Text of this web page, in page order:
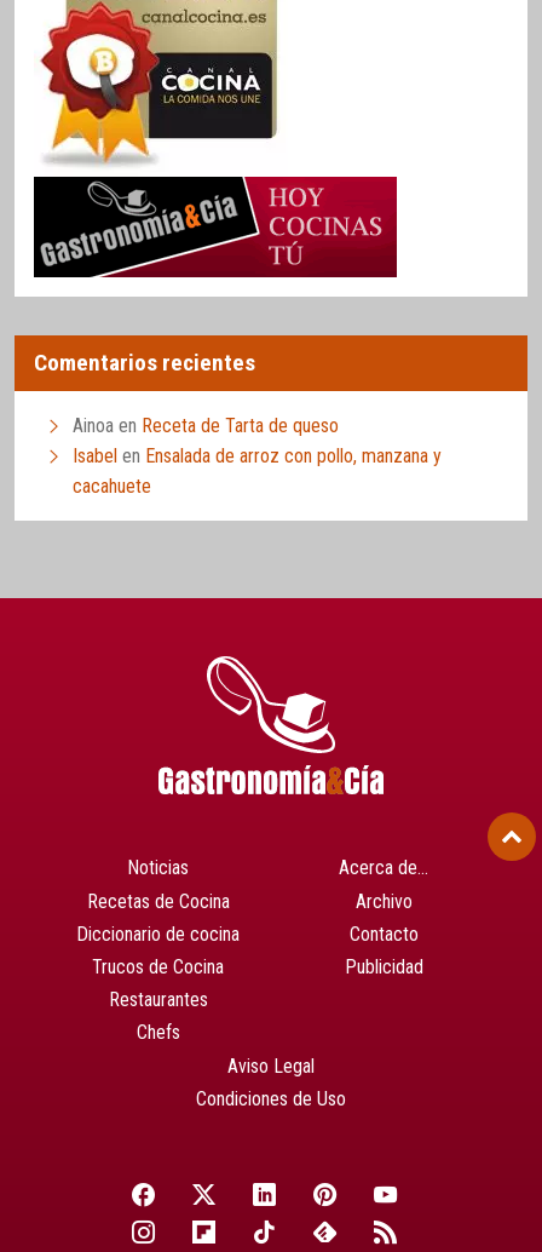
Comentarios recientes
Ainoa en Receta de Tarta de queso
Isabel en Ensalada de arroz con pollo, manzana y
cacahuete
Noticias
Recetas de Cocina
Diccionario de cocina
Trucos de Cocina
Restaurantes
Chefs
Acerca de…
Archivo
Contacto
Publicidad
Aviso Legal
Condiciones de Uso